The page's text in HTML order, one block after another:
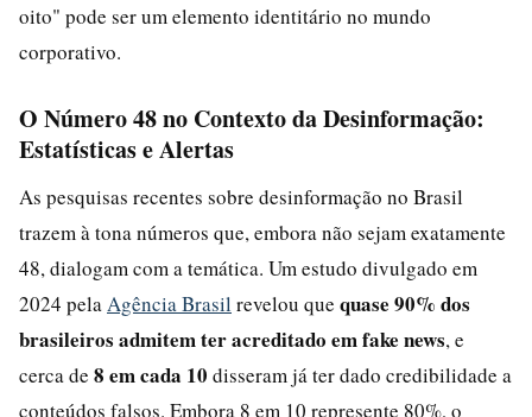
oito" pode ser um elemento identitário no mundo
corporativo.
O Número 48 no Contexto da Desinformação:
Estatísticas e Alertas
As pesquisas recentes sobre desinformação no Brasil
trazem à tona números que, embora não sejam exatamente
48, dialogam com a temática. Um estudo divulgado em
2024 pela Agência Brasil revelou que quase 90% dos
brasileiros admitem ter acreditado em fake news, e
cerca de 8 em cada 10 disseram já ter dado credibilidade a
conteúdos falsos. Embora 8 em 10 represente 80%, o